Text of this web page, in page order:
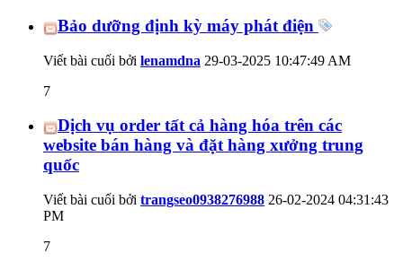
Bảo dưỡng định kỳ máy phát điện
Viết bài cuối bởi lenamdna 29-03-2025 10:47:49 AM
7
Dịch vụ order tất cả hàng hóa trên các
website bán hàng và đặt hàng xưởng trung
quốc
Viết bài cuối bởi trangseo0938276988 26-02-2024 04:31:43
PM
7